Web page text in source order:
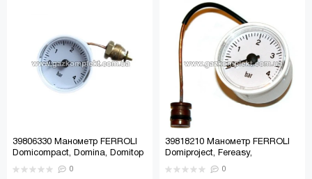
39806330 Манометр FERROLI
Domicompact, Domina, Domitop
0
39818210 Манометр FERROLI
Domiproject, Fereasy,
Domicompact New, Divatop
0